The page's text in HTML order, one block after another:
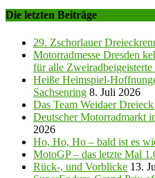
Die letzten Beiträge
29. Zschorlauer
Motorradmesse Dresden
für alle Zweiradbeigeisterte
Heiße Heimspiel-
Sachsenring 8. Juli 2026
Das Team Weidaer
Deutscher Motorradmarkt
2026
Ho, Ho, Ho – bald ist es
MotoGP – das letzte Mal
Rück-, und Vorblicke 13.